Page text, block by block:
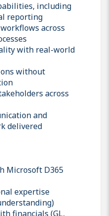
including
reporting
across
with real-world
without
across
and
delivered
Microsoft D365
expertise
financials (GL,